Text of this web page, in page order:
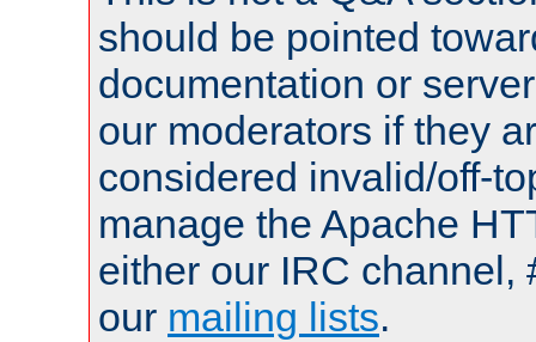
should be pointed
documentation or
our moderators if they
considered invalid/off-
manage the Apache
either our IRC channel,
our mailing lists.